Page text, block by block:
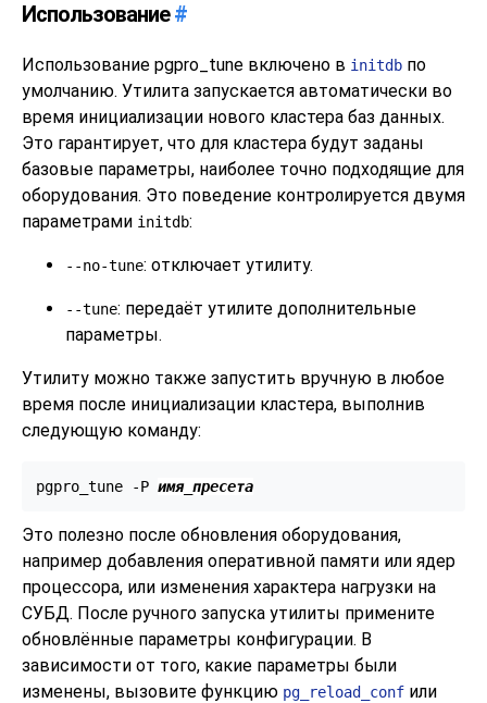
Использование#
Использование pgpro_tune включено в initdb по
умолчанию. Утилита запускается автоматически во
время инициализации нового кластера баз данных.
Это гарантирует, что для кластера будут заданы
базовые параметры, наиболее точно подходящие для
оборудования. Это поведение контролируется двумя
параметрами initdb:
--no-tune: отключает утилиту.
--tune: передаёт утилите дополнительные
параметры.
Утилиту можно также запустить вручную в любое
время после инициализации кластера, выполнив
следующую команду:
pgpro_tune -P имя_пресета
Это полезно после обновления оборудования,
например добавления оперативной памяти или ядер
процессора, или изменения характера нагрузки на
СУБД. После ручного запуска утилиты примените
обновлённые параметры конфигурации. В
зависимости от того, какие параметры были
изменены, вызовите функцию pg_reload_conf или